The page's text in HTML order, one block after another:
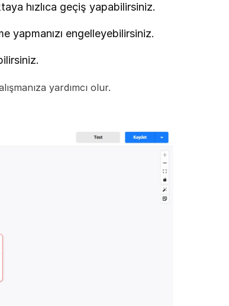
hızlıca geçiş yapabilirsiniz.
yapmanızı engelleyebilirsiniz.
yardımcı olur.